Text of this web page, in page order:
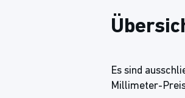
Es sind
Millimeter-